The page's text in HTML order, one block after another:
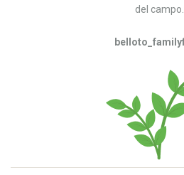
del campo.